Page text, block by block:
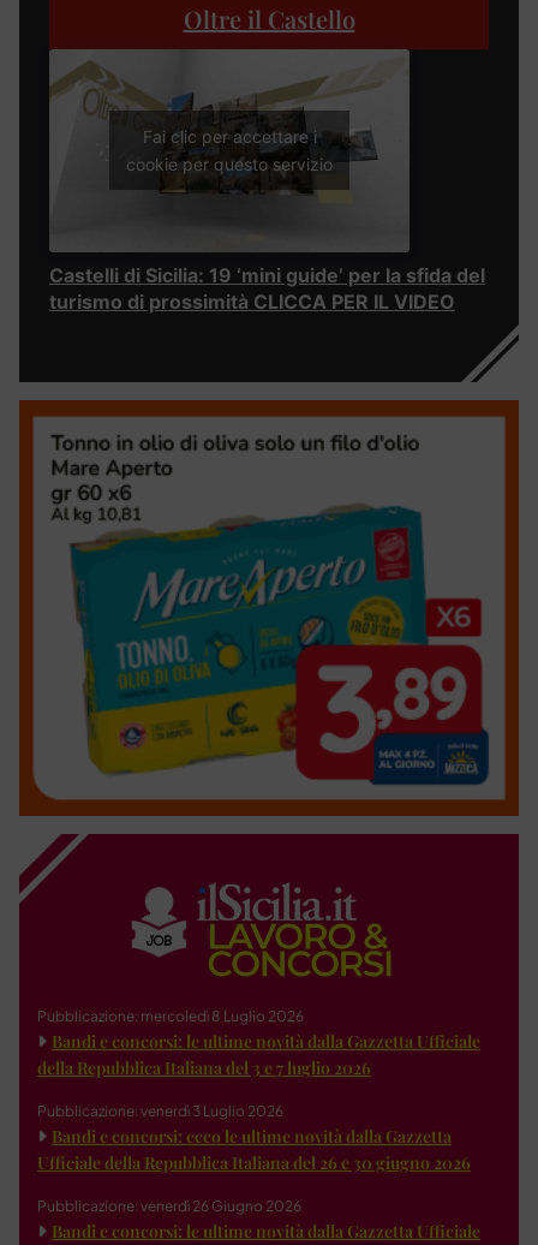
Oltre il Castello
Fai clic per accettare i
cookie per questo servizio
Castelli di Sicilia: 19 ‘mini guide’ per la sfida del
turismo di prossimità CLICCA PER IL VIDEO
Pubblicazione: mercoledì 8 Luglio 2026
Bandi e concorsi: le ultime novità dalla Gazzetta Ufficiale
della Repubblica Italiana del 3 e 7 luglio 2026
Pubblicazione: venerdì 3 Luglio 2026
Bandi e concorsi: ecco le ultime novità dalla Gazzetta
Ufficiale della Repubblica Italiana del 26 e 30 giugno 2026
Pubblicazione: venerdì 26 Giugno 2026
Bandi e concorsi: le ultime novità dalla Gazzetta Ufficiale